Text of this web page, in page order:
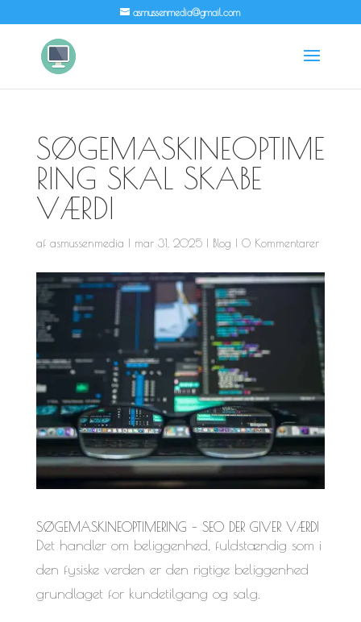
asmussenmedia@gmail.com
SØGEMASKINEOPTIME
RING SKAL SKABE
VÆRDI
af asmussenmedia mar 31, 2025| Blog 0 Kommentarer
SØGEMASKINEOPTIMERING – SEO DER GIVER VÆRDI
Det handler om beliggenhed, fuldstændig som i
den fysiske verden er den rigtige beliggenhed
grundlaget for kundetilgang og salg.